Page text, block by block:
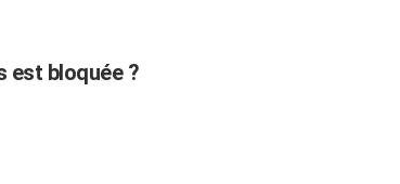
est bloquée ?